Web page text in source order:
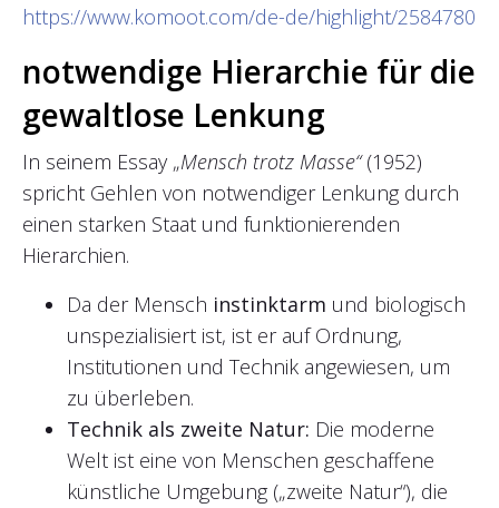
https://www.komoot.com/de-de/highlight/2584780
notwendige Hierarchie für die
gewaltlose Lenkung
In seinem Essay „Mensch trotz Masse“(1952)
spricht Gehlen von notwendiger Lenkung durch
einen starken Staat und funktionierenden
Hierarchien.
Da der Mensch instinktarm und biologisch
unspezialisiert ist, ist er auf Ordnung,
Institutionen und Technik angewiesen, um
zu überleben.
Technik als zweite Natur: Die moderne
Welt ist eine von Menschen geschaffene
künstliche Umgebung („zweite Natur“), die